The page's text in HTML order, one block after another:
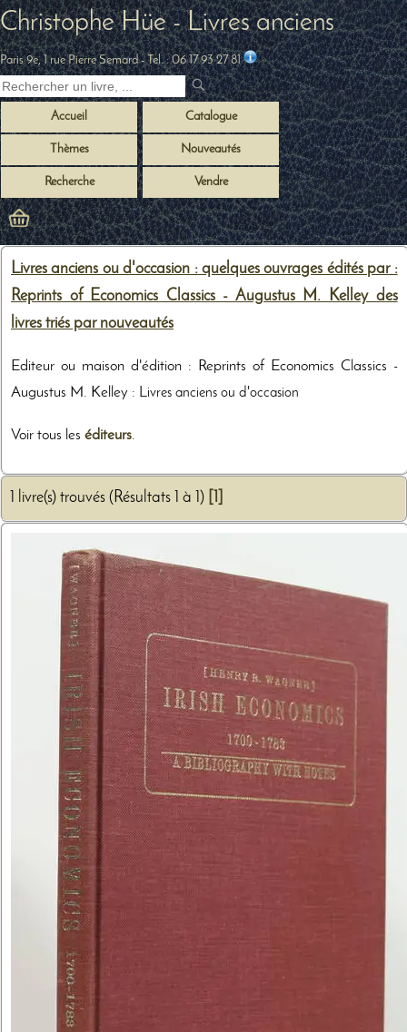
Christophe Hüe - Livres anciens
Paris 9e, 1 rue Pierre Semard- Tel. :06 17 93 27 81
Accueil Catalogue
Thèmes Nouveautés
Recherche Vendre
Livres anciens ou d'occasion : quelques ouvrages édités par :
Reprints of Economics Classics - Augustus M. Kelley des
livres triés par nouveautés
Editeur ou maison d'édition : Reprints of Economics Classics -
Augustus M. Kelley : Livres anciens ou d'occasion
Voir tous les éditeurs.
1 livre(s) trouvés (Résultats 1 à 1)